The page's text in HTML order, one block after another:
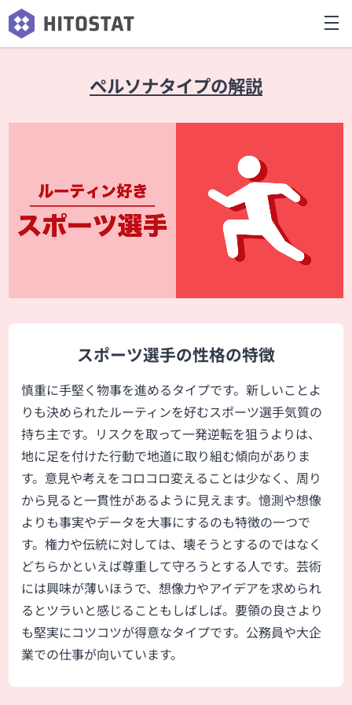
ペルソナタイプの解説
スポーツ選手の性格の特徴
慎重に手堅く物事を進めるタイプです。新しいことよ
りも決められたルーティンを好むスポーツ選手気質の
持ち主です。リスクを取って一発逆転を狙うよりは、
地に足を付けた行動で地道に取り組む傾向がありま
す。意見や考えをコロコロ変えることは少なく、周り
から見ると一貫性があるように見えます。憶測や想像
よりも事実やデータを大事にするのも特徴の一つで
す。権力や伝統に対しては、壊そうとするのではなく
どちらかといえば尊重して守ろうとする人です。芸術
には興味が薄いほうで、想像力やアイデアを求められ
るとツラいと感じることもしばしば。要領の良さより
も堅実にコツコツが得意なタイプです。公務員や大企
業での仕事が向いています。